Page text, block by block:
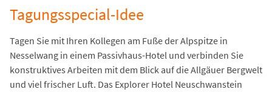
Tagungsspecial-Idee
Tagen Sie mit Ihren Kollegen am Fuße der Alpspitze in
Nesselwang in einem Passivhaus-Hotel und verbinden Sie
konstruktives Arbeiten mit dem Blick auf die Allgäuer Bergwelt
und viel frischer Luft. Das Explorer Hotel Neuschwanstein